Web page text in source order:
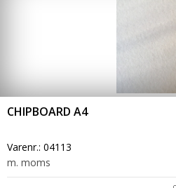
CHIPBOARD A4
Varenr.: 04113
m. moms